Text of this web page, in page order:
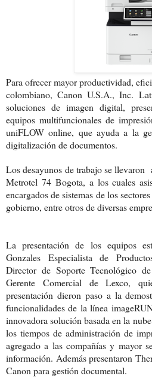
Para ofrecer mayor productividad,
colombiano, Canon U.S.A., Inc.
soluciones de imagen digital,
equipos multifuncionales de
uniFLOW online, que ayuda a la
digitalización de documentos.
Los desayunos de trabajo se llevaron
Metrotel 74 Bogota, a los cuales
encargados de sistemas de los
gobierno, entre otros de diversas
La presentación de los equipos
Gonzales Especialista de
Director de Soporte Tecnológico
Gerente Comercial de Lexco,
presentación dieron paso a la
funcionalidades de la línea
innovadora solución basada en la
los tiempos de administración de
agregado a las compañías y mayor
información. Además presentaron
Canon para gestión documental.